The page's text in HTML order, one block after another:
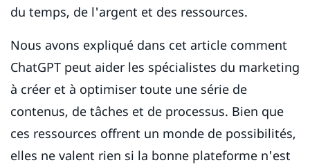
du temps, de l'argent et des ressources.
Nous avons expliqué dans cet article comment
ChatGPT peut aider les spécialistes du marketing
à créer et à optimiser toute une série de
contenus, de tâches et de processus. Bien que
ces ressources offrent un monde de possibilités,
elles ne valent rien si la bonne plateforme n'est